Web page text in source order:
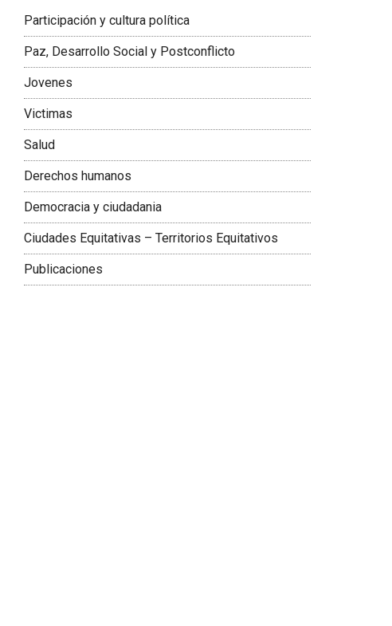
Participación y cultura política
Paz, Desarrollo Social y Postconflicto
Jovenes
Victimas
Salud
Derechos humanos
Democracia y ciudadania
Ciudades Equitativas – Territorios Equitativos
Publicaciones